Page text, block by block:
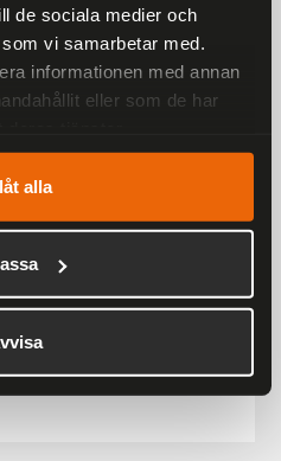
de sociala medier och
vi samarbetar med.
informationen med annan
eller som de har
alla
produkter